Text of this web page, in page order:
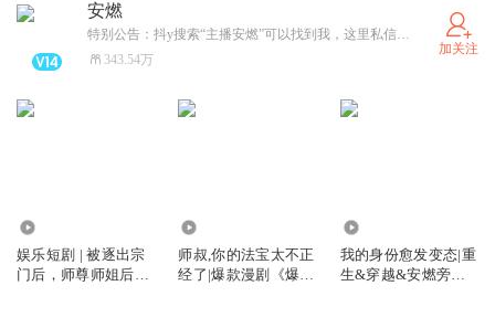
安燃
特别公告：抖y搜索“主播安燃”可以找到我，这里私信看不到
343.54万
加关注
娱乐短剧 | 被逐出宗
门后，师尊师姐后悔
师叔,你的法宝太不正
经了|爆款漫剧《爆笑
我的身份愈发变态|重
生&穿越&安燃旁白